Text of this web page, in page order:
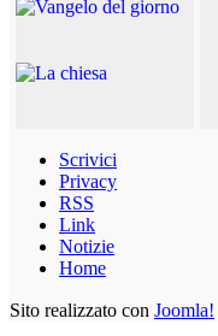
Scrivici
Privacy
RSS
Link
Notizie
Home
Sito realizzato con Joomla!